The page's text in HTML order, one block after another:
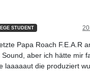
STUDENT
Papa Roach F.E.A.R
aber ich hätte mir
laaaaaut die produziert